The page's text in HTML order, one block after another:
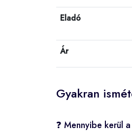
Eladó
Ár
Gyakran
❓ Mennyibe kerül